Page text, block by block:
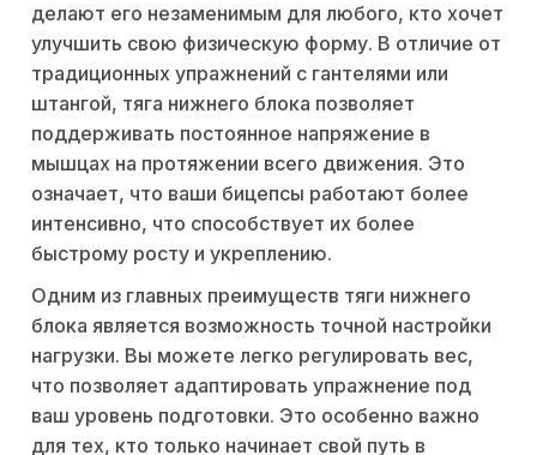
делают его незаменимым для любого, кто хочет
улучшить свою физическую форму. В отличие от
традиционных упражнений с гантелями или
штангой, тяга нижнего блока позволяет
поддерживать постоянное напряжение в
мышцах на протяжении всего движения. Это
означает, что ваши бицепсы работают более
интенсивно, что способствует их более
быстрому росту и укреплению.
Одним из главных преимуществ тяги нижнего
блока является возможность точной настройки
нагрузки. Вы можете легко регулировать вес,
что позволяет адаптировать упражнение под
ваш уровень подготовки. Это особенно важно
для тех, кто только начинает свой путь в